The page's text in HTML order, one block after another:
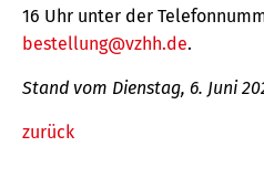
16 Uhr unter der
bestellung@vzhh.de.
Stand vom Dienstag, 6. Juni
zurück